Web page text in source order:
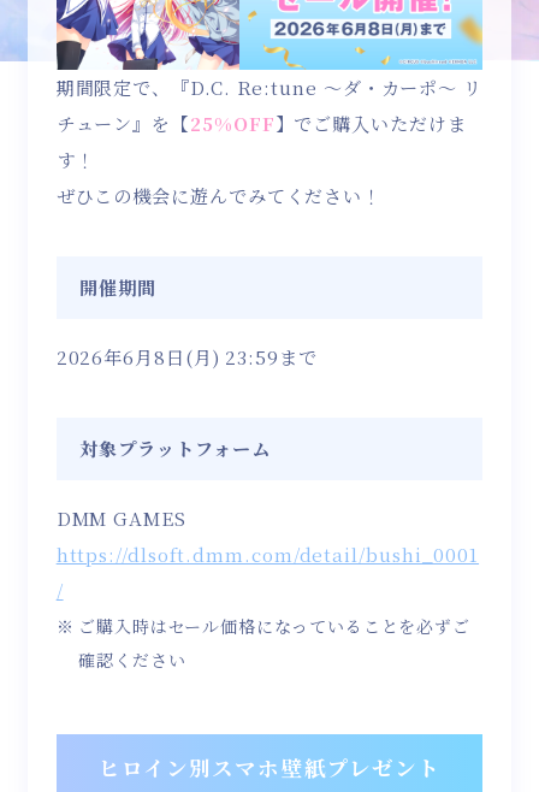
期間限定で、『D.C. Re:tune ～ダ・カーポ～ リ
チューン』を【25%OFF】でご購入いただけま
す！
ぜひこの機会に遊んでみてください！
開催期間
2026年6月8日(月) 23:59まで
対象プラットフォーム
DMM GAMES
https://dlsoft.dmm.com/detail/bushi_0001
/
ご購入時はセール価格になっていることを必ずご
確認ください
ヒロイン別スマホ壁紙プレゼント